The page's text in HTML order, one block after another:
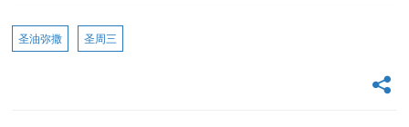
圣油弥撒 圣周三